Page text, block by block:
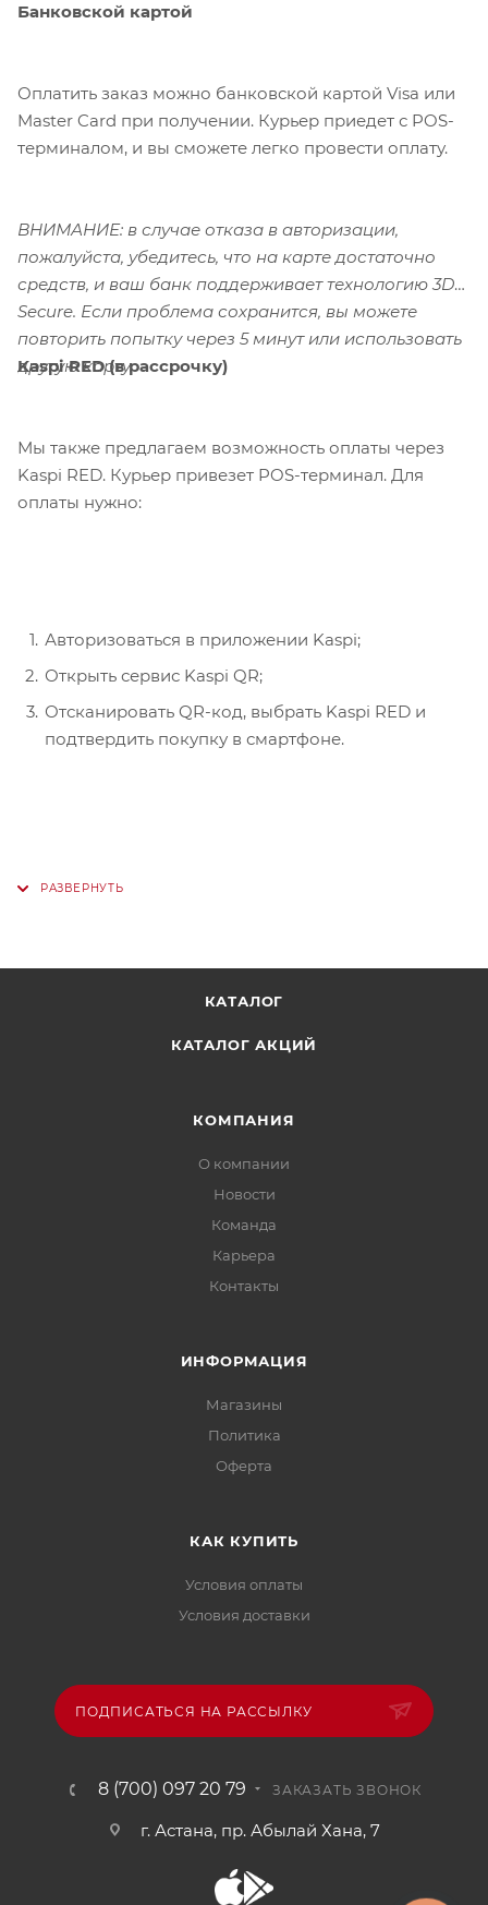
Банковской картой
Оплатить заказ можно банковской картой Visa или
Master Card при получении. Курьер приедет с POS-
терминалом, и вы сможете легко провести оплату.
ВНИМАНИЕ: в случае отказа в авторизации,
пожалуйста, убедитесь, что на карте достаточно
средств, и ваш банк поддерживает технологию 3D-
Secure. Если проблема сохранится, вы можете
повторить попытку через 5 минут или использовать
другую карту.
Kaspi RED (в рассрочку)
Мы также предлагаем возможность оплаты через
Kaspi RED. Курьер привезет POS-терминал. Для
оплаты нужно:
Авторизоваться в приложении Kaspi;
Открыть сервис Kaspi QR;
Отсканировать QR-код, выбрать Kaspi RED и
подтвердить покупку в смартфоне.
КАТАЛОГ
КАТАЛОГ АКЦИЙ
КОМПАНИЯ
О компании
Новости
Команда
Карьера
Контакты
ИНФОРМАЦИЯ
Магазины
Политика
Офертa
КАК КУПИТЬ
Условия оплаты
Условия доставки
ПОДПИСАТЬСЯ НА РАССЫЛКУ
8 (700) 097 20 79 ЗАКАЗАТЬ ЗВОНОК
г. Астана, пр. Абылай Хана, 7